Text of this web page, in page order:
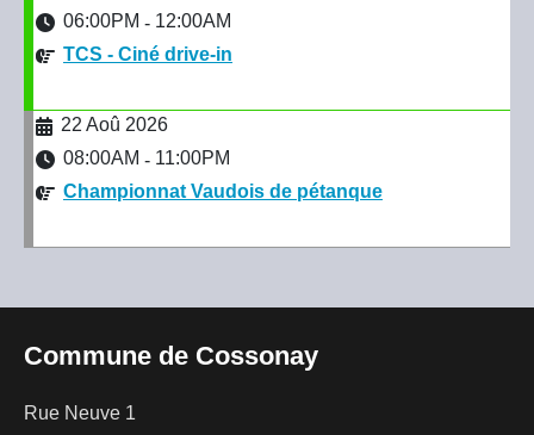
06:00PM - 12:00AM
TCS - Ciné drive-in
22 Aoû 2026
08:00AM - 11:00PM
Championnat Vaudois de pétanque
Commune de Cossonay
Rue Neuve 1